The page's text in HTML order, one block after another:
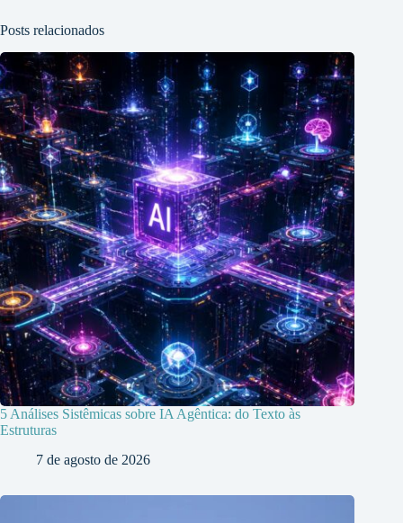
Posts relacionados
5 Análises Sistêmicas sobre IA Agêntica: do Texto às
Estruturas
7 de agosto de 2026